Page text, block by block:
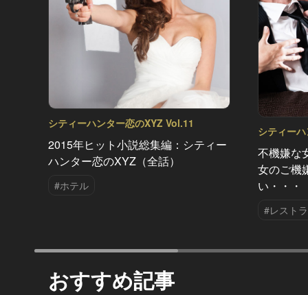
シティーハンター恋のXYZ Vol.11
2015年ヒット小説総集編：シティー
ハンター恋のXYZ（全話）
#ホテル
シティー
不機嫌な
女のご機
い・・・
#レスト
おすすめ記事